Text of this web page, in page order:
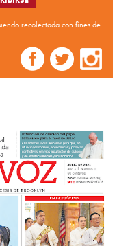
recolectada con fines de